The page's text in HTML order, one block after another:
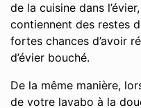
de la cuisine dans
contiennent des restes
fortes chances d’avoir
d’évier bouché.
De la même manière,
de votre lavabo à la